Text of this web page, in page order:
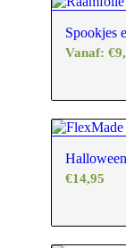
Spookjes
Vanaf: €
€14,95